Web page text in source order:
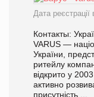
Дата реєстрації
Контакты:
VARUS —
України,
ритейлу
відкрито у
активно
присутність ...